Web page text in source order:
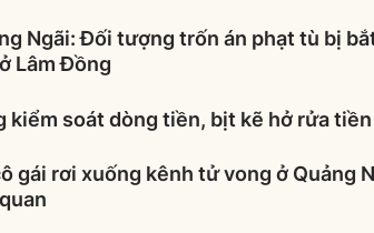
Ngãi: Đối tượng trốn án phạt tù bị
Lâm Đồng
kiểm soát dòng tiền, bịt kẽ hở rửa
gái rơi xuống kênh tử vong ở Quảng